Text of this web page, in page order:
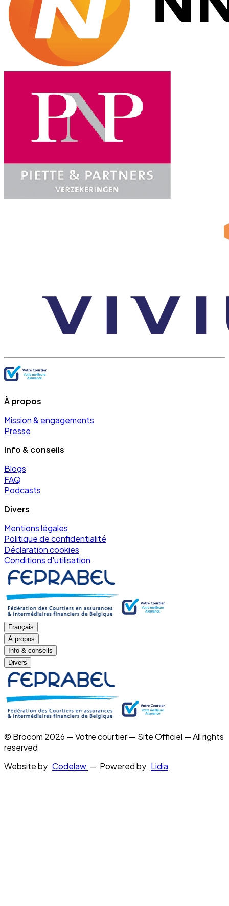
À propos
Mission & engagements
Presse
Info & conseils
Blogs
FAQ
Podcasts
Divers
Mentions légales
Politique de confidentialité
Déclaration cookies
Conditions d'utilisation
Français
À propos
Info & conseils
Divers
© Brocom 2026 — Votre courtier — Site Officiel — All rights
reserved
Website by Codelaw — Powered by Lidia